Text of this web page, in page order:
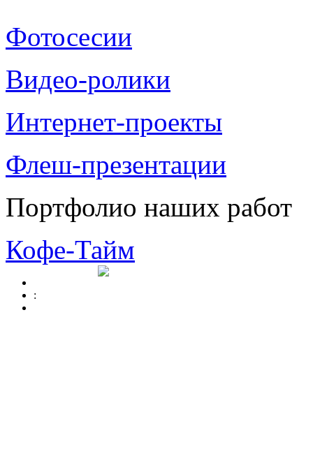
Фотосесии
Видео-ролики
Интернет-проекты
Флеш-презентации
Портфолио наших работ
Кофе-Тайм
: